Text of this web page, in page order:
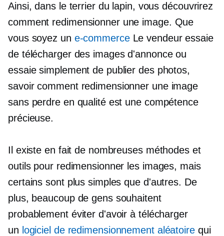
Ainsi, dans le terrier du lapin, vous découvrirez
comment redimensionner une image. Que
vous soyez un e-commerce Le vendeur essaie
de télécharger des images d'annonce ou
essaie simplement de publier des photos,
savoir comment redimensionner une image
sans perdre en qualité est une compétence
précieuse.
Il existe en fait de nombreuses méthodes et
outils pour redimensionner les images, mais
certains sont plus simples que d'autres. De
plus, beaucoup de gens souhaitent
probablement éviter d'avoir à télécharger
un logiciel de redimensionnement aléatoirequi